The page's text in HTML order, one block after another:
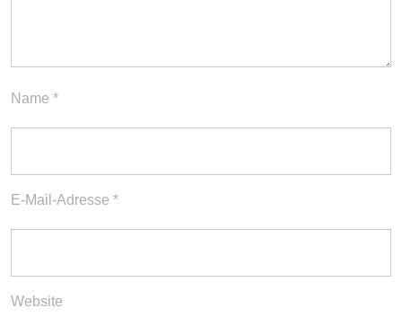
Name *
E-Mail-Adresse *
Website